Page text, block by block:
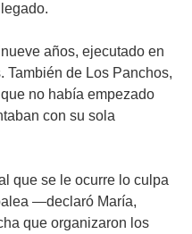
años, ejecutado en
También de Los Panchos,
no había empezado
con su sola
se le ocurre lo culpa
—declaró María,
que organizaron los